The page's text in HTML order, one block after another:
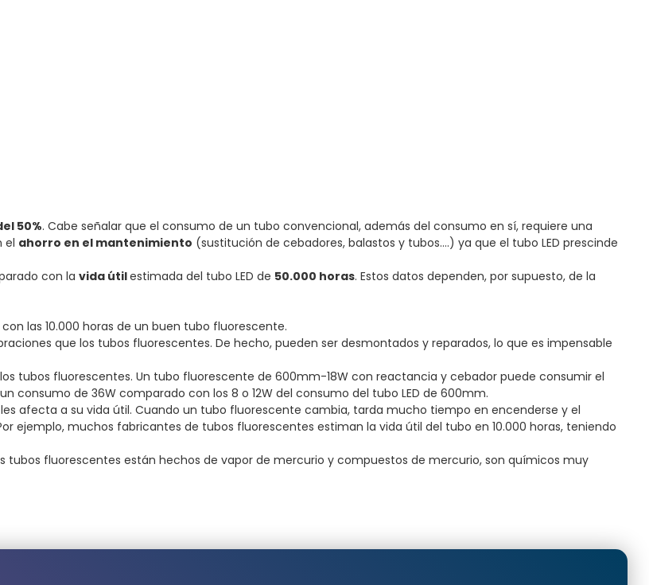
50%. Cabe señalar que el consumo de un tubo convencional, además del consumo en sí, requiere una
el ahorro en el mantenimiento (sustitución de cebadores, balastos y tubos....) ya que el tubo LED prescinde
con la vida útilestimada del tubo LED de 50.000 horas. Estos datos dependen, por supuesto, de la
las 10.000 horas de un buen tubo fluorescente.
que los tubos fluorescentes. De hecho, pueden ser desmontados y reparados, lo que es impensable
tubos fluorescentes. Un tubo fluorescente de 600mm-18W con reactancia y cebador puede consumir el
consumo de 36W comparado con los 8 o 12W del consumo del tubo LED de 600mm.
les afecta a su vida útil. Cuando un tubo fluorescente cambia, tarda mucho tiempo en encenderse y el
ejemplo, muchos fabricantes de tubos fluorescentes estiman la vida útil del tubo en 10.000 horas, teniendo
tubos fluorescentes están hechos de vapor de mercurio y compuestos de mercurio, son químicos muy